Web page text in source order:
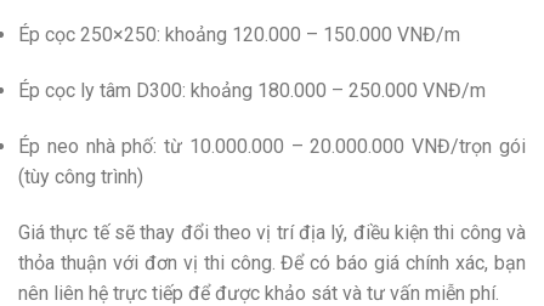
Ép cọc 250×250: khoảng 120.000 – 150.000 VNĐ/m
Ép cọc ly tâm D300: khoảng 180.000 – 250.000 VNĐ/m
Ép neo nhà phố: từ 10.000.000 – 20.000.000 VNĐ/trọn gói
(tùy công trình)
Giá thực tế sẽ thay đổi theo vị trí địa lý, điều kiện thi công và
thỏa thuận với đơn vị thi công. Để có báo giá chính xác, bạn
nên liên hệ trực tiếp để được khảo sát và tư vấn miễn phí.